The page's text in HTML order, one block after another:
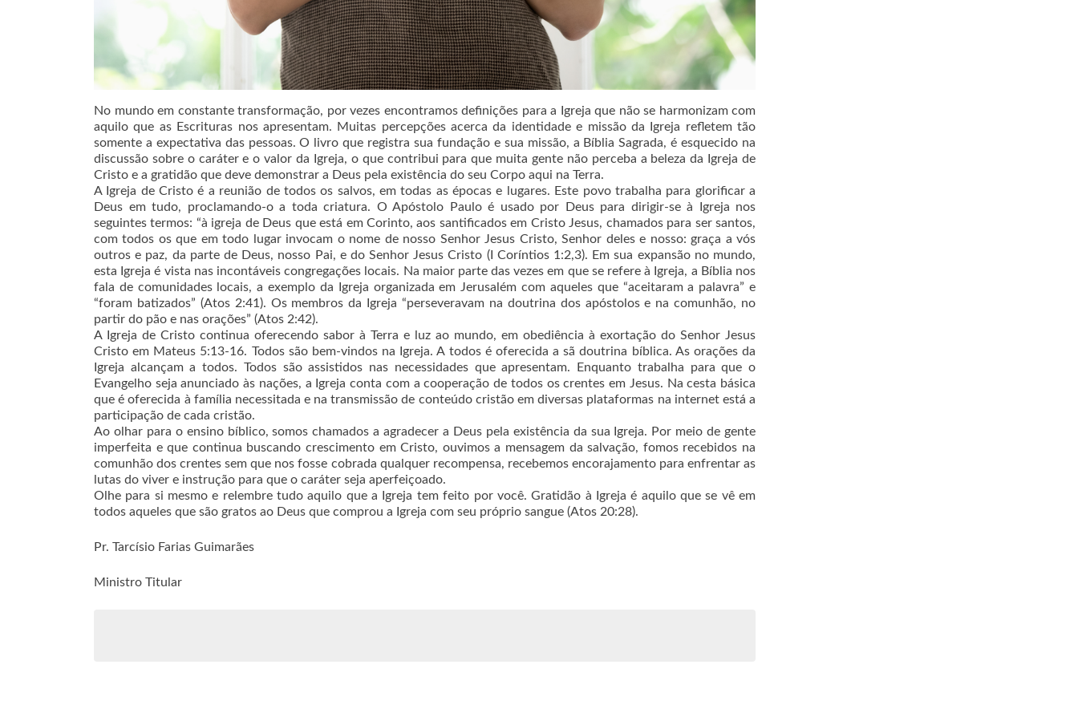
No mundo em constante transformação, por vezes encontramos definições para a Igreja que não se harmonizam com
aquilo que as Escrituras nos apresentam. Muitas percepções acerca da identidade e missão da Igreja refletem tão
somente a expectativa das pessoas. O livro que registra sua fundação e sua missão, a Bíblia Sagrada, é esquecido na
discussão sobre o caráter e o valor da Igreja, o que contribui para que muita gente não perceba a beleza da Igreja de
Cristo e a gratidão que deve demonstrar a Deus pela existência do seu Corpo aqui na Terra.
A Igreja de Cristo é a reunião de todos os salvos, em todas as épocas e lugares. Este povo trabalha para glorificar a
Deus em tudo, proclamando-o a toda criatura. O Apóstolo Paulo é usado por Deus para dirigir-se à Igreja nos
seguintes termos: “à igreja de Deus que está em Corinto, aos santificados em Cristo Jesus, chamados para ser santos,
com todos os que em todo lugar invocam o nome de nosso Senhor Jesus Cristo, Senhor deles e nosso: graça a vós
outros e paz, da parte de Deus, nosso Pai, e do Senhor Jesus Cristo (I Coríntios 1:2,3). Em sua expansão no mundo,
esta Igreja é vista nas incontáveis congregações locais. Na maior parte das vezes em que se refere à Igreja, a Bíblia nos
fala de comunidades locais, a exemplo da Igreja organizada em Jerusalém com aqueles que “aceitaram a palavra” e
“foram batizados” (Atos 2:41). Os membros da Igreja “perseveravam na doutrina dos apóstolos e na comunhão, no
partir do pão e nas orações” (Atos 2:42).
A Igreja de Cristo continua oferecendo sabor à Terra e luz ao mundo, em obediência à exortação do Senhor Jesus
Cristo em Mateus 5:13-16. Todos são bem-vindos na Igreja. A todos é oferecida a sã doutrina bíblica. As orações da
Igreja alcançam a todos. Todos são assistidos nas necessidades que apresentam. Enquanto trabalha para que o
Evangelho seja anunciado às nações, a Igreja conta com a cooperação de todos os crentes em Jesus. Na cesta básica
que é oferecida à família necessitada e na transmissão de conteúdo cristão em diversas plataformas na internet está a
participação de cada cristão.
Ao olhar para o ensino bíblico, somos chamados a agradecer a Deus pela existência da sua Igreja. Por meio de gente
imperfeita e que continua buscando crescimento em Cristo, ouvimos a mensagem da salvação, fomos recebidos na
comunhão dos crentes sem que nos fosse cobrada qualquer recompensa, recebemos encorajamento para enfrentar as
lutas do viver e instrução para que o caráter seja aperfeiçoado.
Olhe para si mesmo e relembre tudo aquilo que a Igreja tem feito por você. Gratidão à Igreja é aquilo que se vê em
todos aqueles que são gratos ao Deus que comprou a Igreja com seu próprio sangue (Atos 20:28).
Pr. Tarcísio Farias Guimarães
Ministro Titular